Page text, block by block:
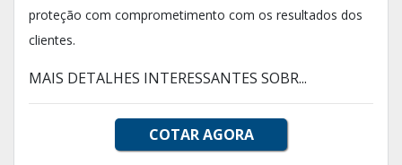
proteção com comprometimento com os resultados dos
clientes.
MAIS DETALHES INTERESSANTES SOBR...
COTAR AGORA